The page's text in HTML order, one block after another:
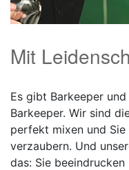
Mit
Es gibt Barkeeper
Barkeeper. Wir sind
perfekt mixen und
verzaubern. Und
das: Sie